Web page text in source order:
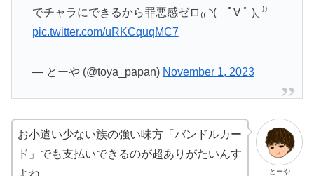
でチャラにできるから罪悪感ゼロ₍⁠₍⁠ ⁠◝⁠(⁠ ﾟ⁠∀⁠ ﾟ⁠ ⁠)⁠◟⁠ ⁠⁾⁠⁾
pic.twitter.com/uRKCquqMC7
— とーや (@toya_papan) November 1, 2023
とーや
お小遣い少ない族の強い味方「バンドルカー
ド」でも支払いできるのが超ありがたいんす